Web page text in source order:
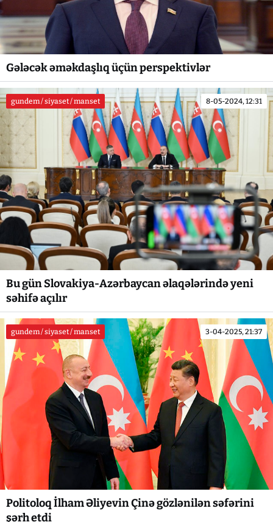
Gələcək əməkdaşlıq üçün perspektivlər
gundem / siyaset / manset 8-05-2024, 12:31
Bu gün Slovakiya-Azərbaycan əlaqələrində yeni
səhifə açılır
gundem / siyaset / manset 3-04-2025, 21:37
Politoloq İlham Əliyevin Çinə gözlənilən səfərini
şərh etdi